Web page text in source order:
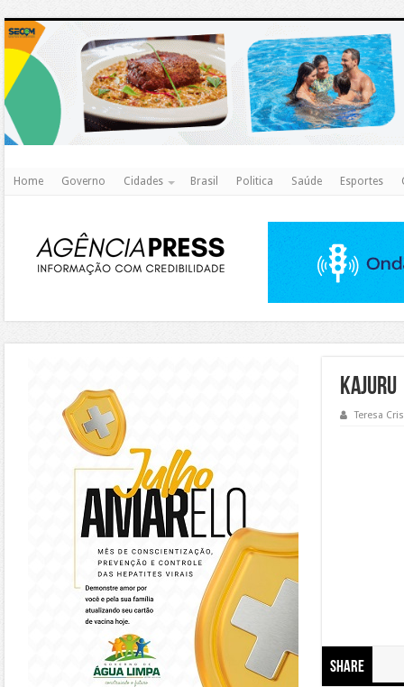
Home Governo Cidades Brasil Politica Saúde Esportes
KAJURU
Teresa
Share